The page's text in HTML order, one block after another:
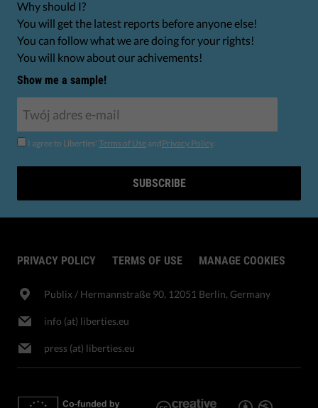
Why should I?
You will get the latest reports before anyone else!
You can follow what we are doing for your rights!
You will know about our achivements!
Show me a sample!
I agree to Liberties' Terms of Use andPrivacy Policy.
SUBSCRIBE
PRIVACY POLICY TERMS OF USE MANAGE COOKIES
Publix​ / Hermannstraße 90, 12051 Berlin, Germany
info (at) liberties.eu
press (at) liberties.eu